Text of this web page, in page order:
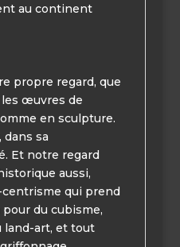
au continent
propre regard, que
œuvres de
en sculpture.
sa
Et notre regard
aussi,
qui prend
du cubisme,
land-art, et tout